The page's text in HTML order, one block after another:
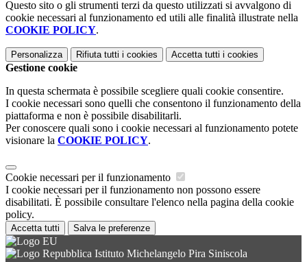
Questo sito o gli strumenti terzi da questo utilizzati si avvalgono di
cookie necessari al funzionamento ed utili alle finalità illustrate nella
COOKIE POLICY.
Personalizza Rifiuta tutti i cookies Accetta tutti i cookies
Gestione cookie
In questa schermata è possibile scegliere quali cookie consentire.
I cookie necessari sono quelli che consentono il funzionamento della
piattaforma e non è possibile disabilitarli.
Per conoscere quali sono i cookie necessari al funzionamento potete
visionare la COOKIE POLICY.
Cookie necessari per il funzionamento
I cookie necessari per il funzionamento non possono essere
disabilitati. È possibile consultare l'elenco nella pagina della cookie
policy.
Accetta tutti Salva le preferenze
Istituto Michelangelo Pira Siniscola